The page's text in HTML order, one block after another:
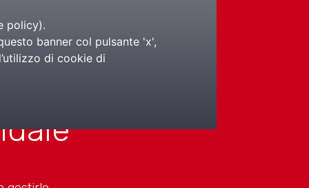
policy).
banner col pulsante 'x',
di cookie di